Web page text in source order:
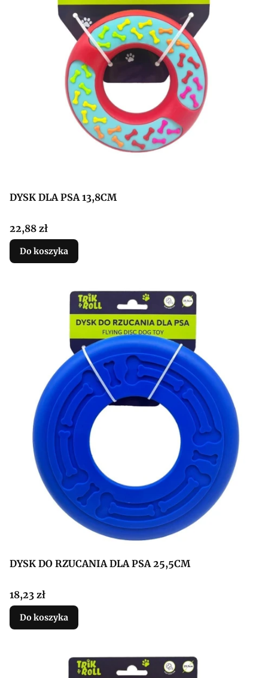
DYSK DLA PSA 13,8CM
Cena
22,88 zł
Do koszyka
DYSK DO RZUCANIA DLA PSA 25,5CM
Cena
18,23 zł
Do koszyka